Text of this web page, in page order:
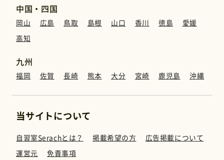
中国・四国
岡山 広島 鳥取 島根 山口 香川 徳島
愛媛
高知
九州
福岡 佐賀 長崎 熊本 大分 宮崎 鹿児島 沖縄
当サイトについて
自習室Serachとは？ 掲載希望の方
広告掲載について
運営元
免責事項